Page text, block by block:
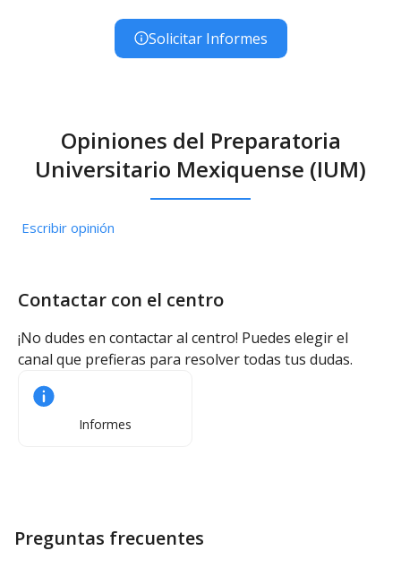
Solicitar Informes
Opiniones del Preparatoria
Universitario Mexiquense (IUM)
Escribir opinión
Contactar con el centro
¡No dudes en contactar al centro! Puedes elegir el
canal que prefieras para resolver todas tus dudas.
Informes
Preguntas frecuentes